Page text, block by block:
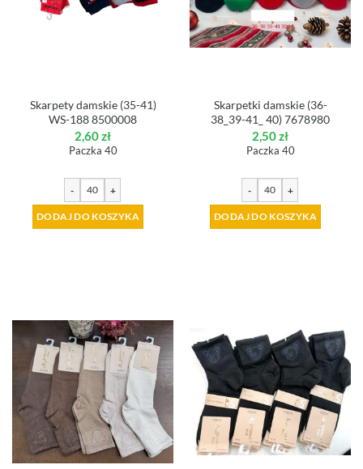
Skarpety damskie (35-41)
WS-188 8500008
2,60zł
Paczka 40
- +
DODAJ DO KOSZYKA
Skarpetki damskie (36-
38_39-41_ 40) 7678980
2,50zł
Paczka 40
- +
DODAJ DO KOSZYKA